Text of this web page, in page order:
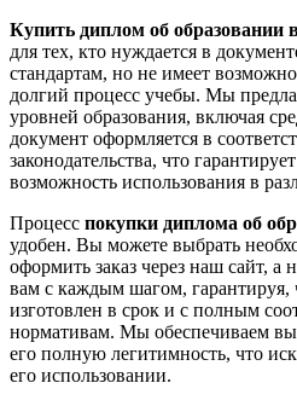
Купить диплом об образовании
для тех, кто нуждается в
стандартам, но не имеет
долгий процесс учебы. Мы
уровней образования, включая
документ оформляется в
законодательства, что
возможность использования в
Процесс покупки диплома об
удобен. Вы можете выбрать
оформить заказ через наш сайт,
вам с каждым шагом, гарантируя,
изготовлен в срок и с полным
нормативам. Мы обеспечиваем
его полную легитимность, что
его использовании.